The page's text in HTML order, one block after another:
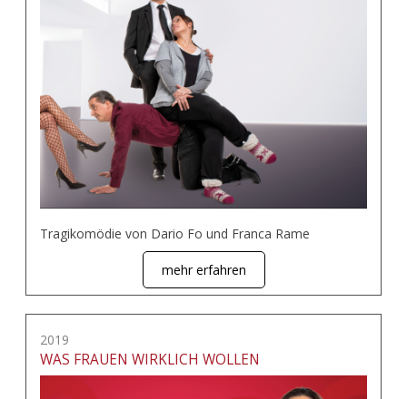
Tragikomödie von Dario Fo und Franca Rame
mehr erfahren
2019
WAS FRAUEN WIRKLICH WOLLEN